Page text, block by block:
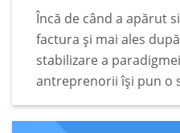
datelor din RO
Încă de când a apărut
factura și mai ales
stabilizare a
antreprenorii își pun o
Unele dintre acestea
pragmatice. Printre